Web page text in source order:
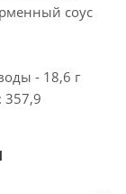
соус
- 18,6 г
357,9